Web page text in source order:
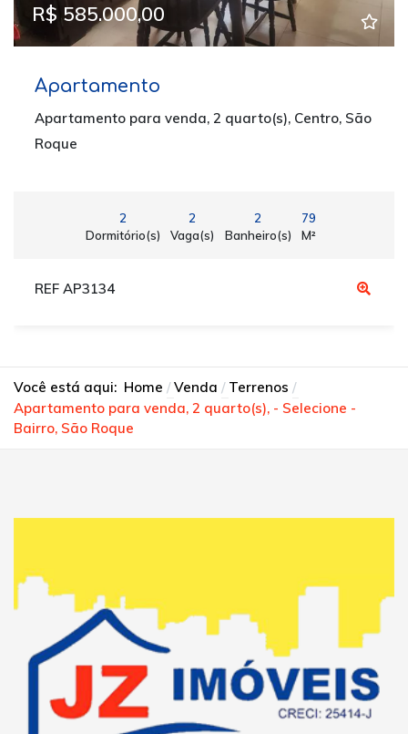
R$ 585.000,00
Apartamento
Apartamento para venda, 2 quarto(s), Centro, São
Roque
2
Dormitório(s)
2
Vaga(s)
2
Banheiro(s)
79
M²
REF AP3134
Você está aqui: Home Venda
Terrenos
Apartamento para venda, 2 quarto(s), - Selecione -
Bairro, São Roque